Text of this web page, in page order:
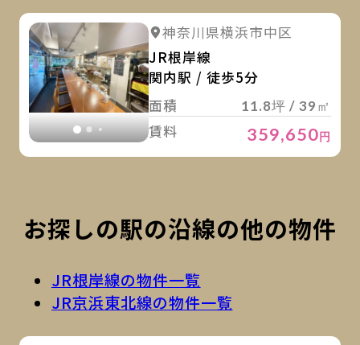
詳細を見る 詳細を見る
神奈川県横浜市中区
JR根岸線
関内駅 / 徒歩5分
面積
11.8坪 / 39㎡
賃料 359,650円
お探しの駅の沿線の他の物件
JR根岸線の物件一覧
JR京浜東北線の物件一覧